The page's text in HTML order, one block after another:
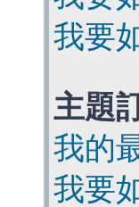
我要
主題
我的
我要